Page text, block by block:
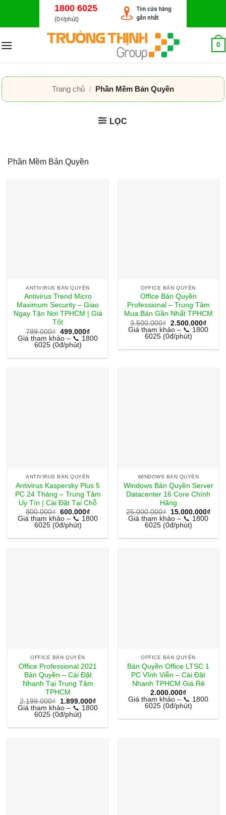
dung
1800 6025
(0₫/phút)
0
Trang chủ / Phần Mềm Bản Quyền
LỌC
Phần Mềm Bản Quyền
ANTIVIRUS BẢN QUYỀN
Antivirus Trend Micro
Maximum Security – Giao
Ngay Tận Nơi TPHCM | Giá
Tốt
799.000₫ Giá
gốc
là:
799.000₫.
499.000₫Giá
hiện
499.000₫.
Giá tham khảo – 📞 1800
6025 (0đ/phút)
OFFICE BẢN QUYỀN
Office Bản Quyền
Professional – Trung Tâm
Mua Bán Gần Nhất TPHCM
3.500.000₫ Giá
gốc
là:
3.500.000₫.
2.500.000₫Giá
hiện
Giá tham khảo – 📞 1800
6025 (0đ/phút)
ANTIVIRUS BẢN QUYỀN
Antivirus Kaspersky Plus 5
PC 24 Tháng – Trung Tâm
Uy Tín | Cài Đặt Tại Chỗ
800.000₫ Giá
gốc
là:
800.000₫.
600.000₫Giá
hiện
600.000₫.
Giá tham khảo – 📞 1800
6025 (0đ/phút)
WINDOWS BẢN QUYỀN
Windows Bản Quyền Server
Datacenter 16 Core Chính
Hãng
25.000.000₫
Giá
gốc
là:
25.000.000₫.
15.000.000₫Giá
Giá tham khảo – 📞 1800
6025 (0đ/phút)
OFFICE BẢN QUYỀN
Office Professional 2021
Bản Quyền – Cài Đặt
Nhanh Tại Trung Tâm
TPHCM
2.199.000₫
Giá
gốc
là:
2.199.000₫.
1.899.000₫Giá
hiện
1.899.000₫.
Giá tham khảo – 📞 1800
6025 (0đ/phút)
OFFICE BẢN QUYỀN
Bản Quyền Office LTSC 1
PC Vĩnh Viễn – Cài Đặt
Nhanh TPHCM Giá Rẻ
2.000.000₫
Giá tham khảo – 📞 1800
6025 (0đ/phút)